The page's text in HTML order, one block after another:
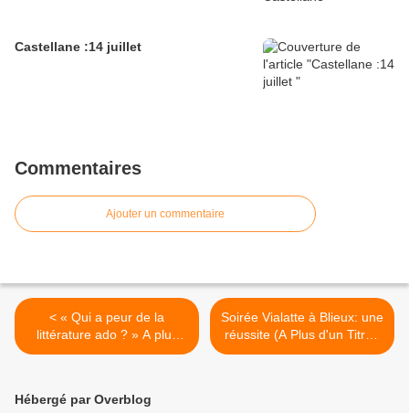
Castellane :14 juillet
Commentaires
Ajouter un commentaire
< « Qui a peur de la
littérature ado ? » A plus
d'un titre , le débat , la Mure
Soirée Vialatte à Blieux: une
réussite (A Plus d'un Titre )
>
Hébergé par Overblog